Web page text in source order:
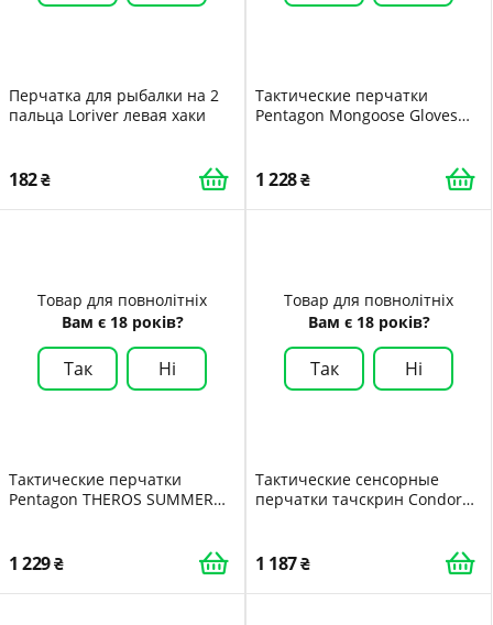
Перчатка для рыбалки на 2
пальца Loriver левая хаки
182
Тактические перчатки
Pentagon Mongoose Gloves
1 228
Товар для повнолітніх
Вам є 18 років?
Так Ні
Тактические перчатки
Pentagon THEROS SUMMER
1 229
Товар для повнолітніх
Вам є 18 років?
Так Ні
Тактические сенсорные
перчатки тачскрин Condor
1 187